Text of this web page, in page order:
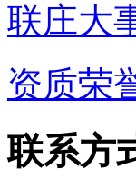
联庄大
资质荣
联系方